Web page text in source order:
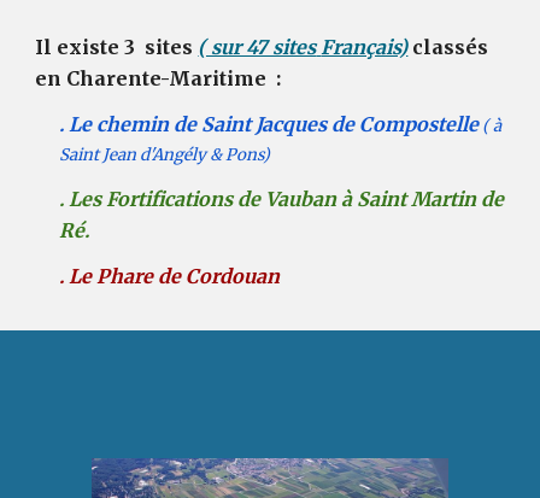
Il existe 3 sites ( sur 47 sites Français)classés
en Charente-Maritime :
. Le chemin de Saint Jacques de Compostelle( à
Saint Jean d'Angély & Pons)
. Les Fortifications de Vauban à Saint Martin de
Ré.
. Le Phare de Cordouan